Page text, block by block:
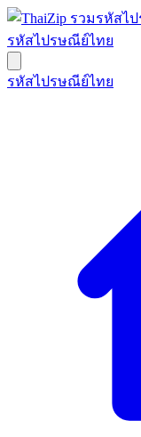
รหัสไปรษณีย์ไทย
รหัสไปรษณีย์ไทย